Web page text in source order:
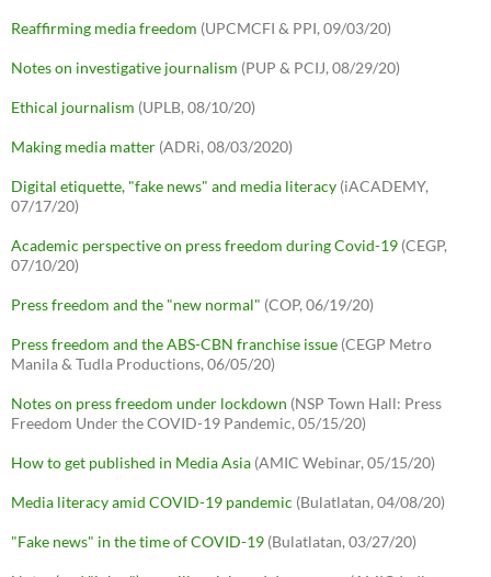
Reaffirming media freedom (UPCMCFI & PPI, 09/03/20)
Notes on investigative journalism (PUP & PCIJ, 08/29/20)
Ethical journalism (UPLB, 08/10/20)
Making media matter (ADRi, 08/03/2020)
Digital etiquette, "fake news" and media literacy (iACADEMY,
07/17/20)
Academic perspective on press freedom during Covid-19 (CEGP,
07/10/20)
Press freedom and the "new normal" (COP, 06/19/20)
Press freedom and the ABS-CBN franchise issue (CEGP Metro
Manila & Tudla Productions, 06/05/20)
Notes on press freedom under lockdown (NSP Town Hall: Press
Freedom Under the COVID-19 Pandemic, 05/15/20)
How to get published in Media Asia (AMIC Webinar, 05/15/20)
Media literacy amid COVID-19 pandemic (Bulatlatan, 04/08/20)
"Fake news" in the time of COVID-19 (Bulatlatan, 03/27/20)